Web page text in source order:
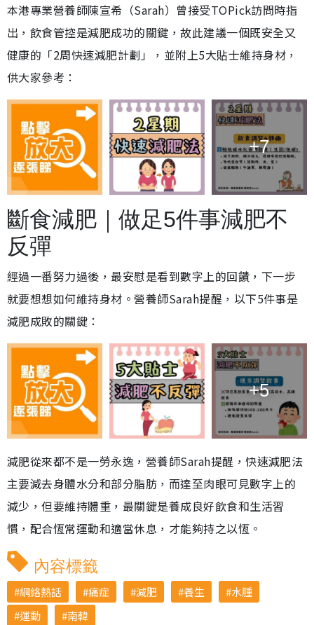
本港專業營養師陳宣希（Sarah）曾接受TOPick訪問時指
出，飲食管控是減肥成功的關鍵，故此建議一個既安全又
健康的「2周快速減肥計劃」，並附上5大貼士維持身材，
供大家參考：
+7
斷食減肥｜做足5件事減肥不
反彈
經過一番努力過後，最安慰是看到數字上的回饋，下一步
就要想想如何維持身材。營養師Sarah提醒，以下5件事是
減肥成敗的關鍵：
+5
減肥從來都不是一勞永逸，營養師Sarah提醒，快速減肥法
主要減去身體水分和部分脂肪，而達至肉眼可見數字上的
減少，但要維持體重，最關鍵是養成良好飲食和生活習
慣，配合恆常運動和適當休息，才能夠持之以恆。
內容標籤
網絡熱話 痛症 減肥 養生
水腫
運動
南韓